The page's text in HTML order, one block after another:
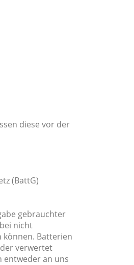
diese vor der
(BattG)
gebrauchter
nicht
können. Batterien
verwertet
entweder an uns